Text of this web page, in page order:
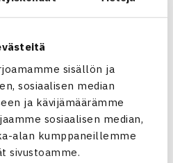
sisällön ja
sosiaalisen median
ja kävijämäärämme
sosiaalisen median,
alan kumppaneillemme
sivustoamme.
Ranskaa.